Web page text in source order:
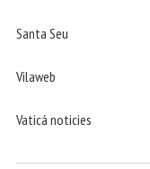
Santa Seu
Vilaweb
Vaticá noticies